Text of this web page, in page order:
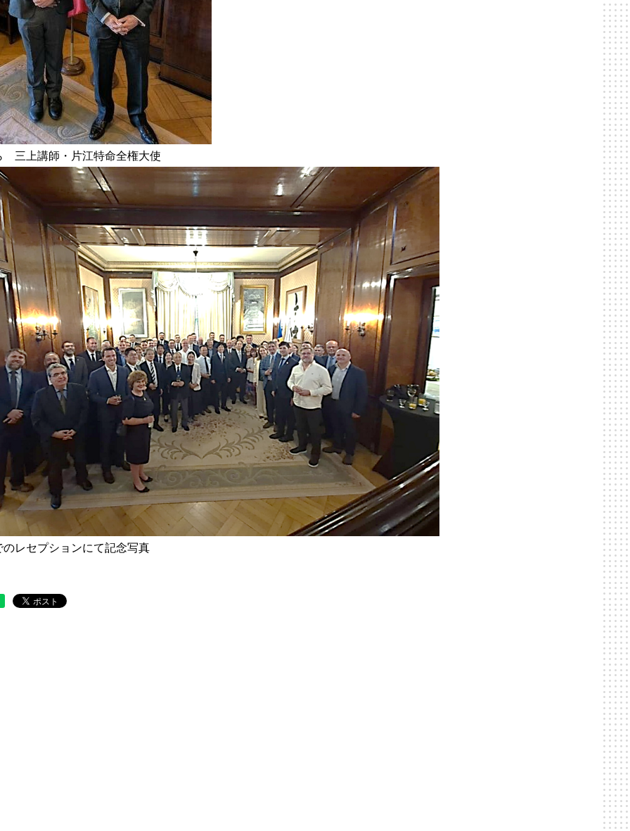
三上講師・片江特命全権大使
レセプションにて記念写真